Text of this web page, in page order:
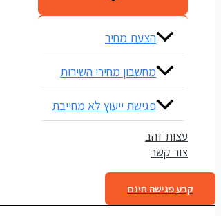
הצעת מחיר
מחשבון מחירי השירות
פגישת ייעוץ לא מחייבת
עצות זהב
צור קשר
קבע פגישה חינם